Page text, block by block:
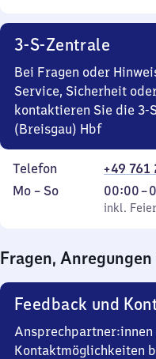
3-S-Zentrale
Bei Fragen oder
Service, Sicherheit
kontaktieren Sie die 3-
(Breisgau) Hbf
Telefon
+49 761
Montag
Mo – So,
inkl. Feiertage
00:00–
Von
0
0
Uhr
inkl.
Fragen,
Feedback und
Ansprechpartner:innen
Kontaktmöglichkeiten